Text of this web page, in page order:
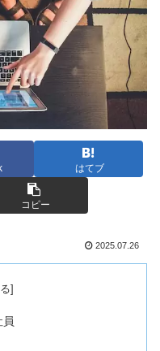
はてブ
コピー
2025.07.26